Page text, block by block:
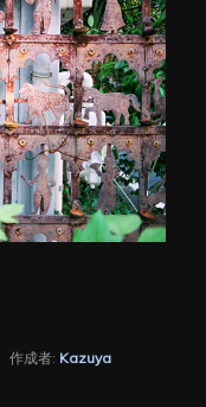
作成者: Kazuya